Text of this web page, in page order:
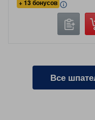
+ 13 бонусов
Все